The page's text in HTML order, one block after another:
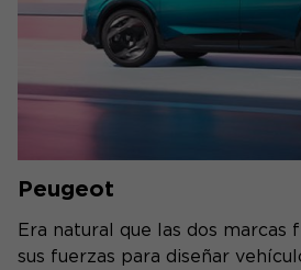
Peugeot
Era natural que las dos marcas
sus fuerzas para diseñar